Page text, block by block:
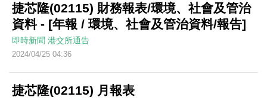
捷芯隆(02115) 財務報表/環境、社會及管治
資料 - [年報 / 環境、社會及管治資料/報告]
即時新聞 港交所通告
2024/04/25 04:36
捷芯隆(02115) 月報表